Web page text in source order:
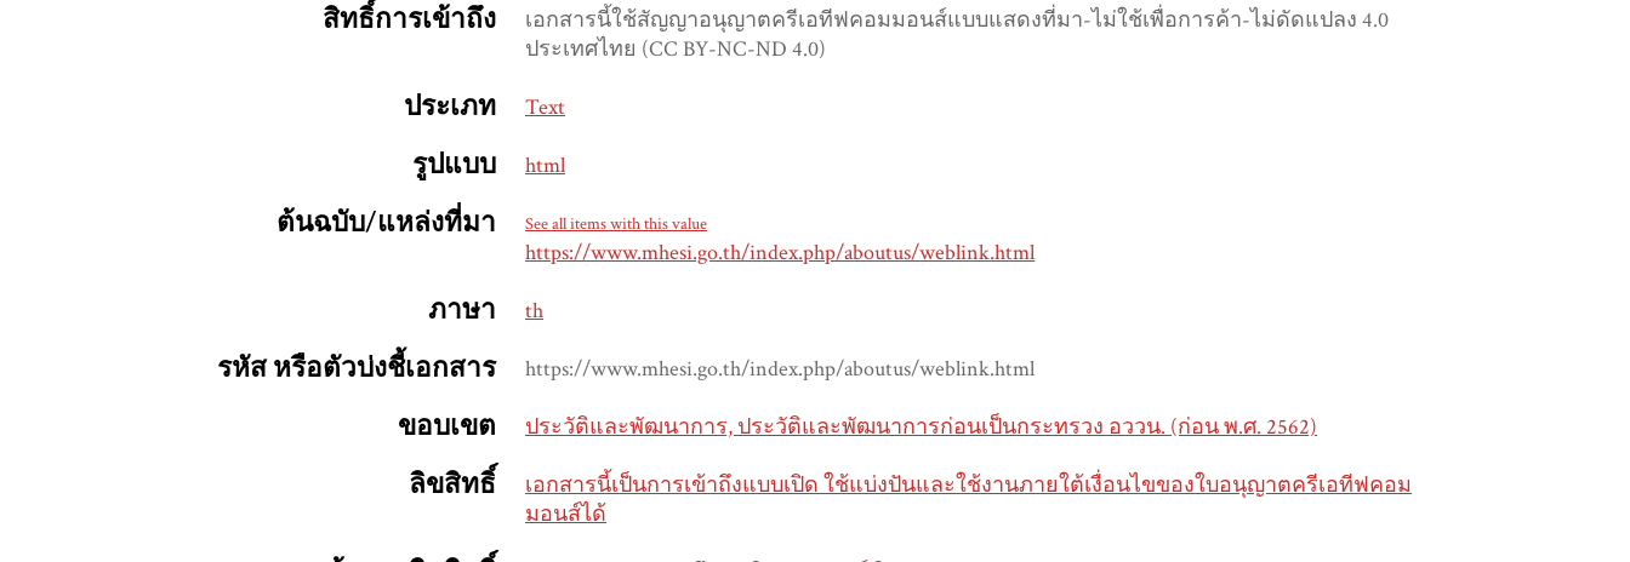
สิทธิ์การเข้าถึง
เอกสารนี้ใช้สัญญาอนุญาตครีเอทีฟคอมมอนส์แบบแสดงที่มา-ไม่ใช้เพื่อการค้า-ไม่ดัดแปลง 4.0
ประเทศไทย (CC BY-NC-ND 4.0)
ประเภท Text
รูปแบบ html
ต้นฉบับ/แหล่งที่มา See all items with this value
https://www.mhesi.go.th/index.php/aboutus/weblink.html
ภาษา th
รหัส หรือตัวบ่งชี้เอกสาร https://www.mhesi.go.th/index.php/aboutus/weblink.html
ขอบเขต ประวัติและพัฒนาการ, ประวัติและพัฒนาการก่อนเป็นกระทรวง อววน. (ก่อน พ.ศ. 2562)
ลิขสิทธิ์
เอกสารนี้เป็นการเข้าถึงแบบเปิด ใช้แบ่งปันและใช้งานภายใต้เงื่อนไขของใบอนุญาตครีเอทีฟคอม
มอนส์ได้